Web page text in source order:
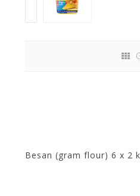
Besan (gram flour) 6 x 2